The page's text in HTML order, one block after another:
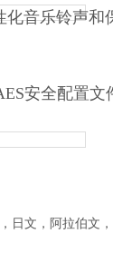
音乐铃声
安全配置文
日文，阿拉伯文，